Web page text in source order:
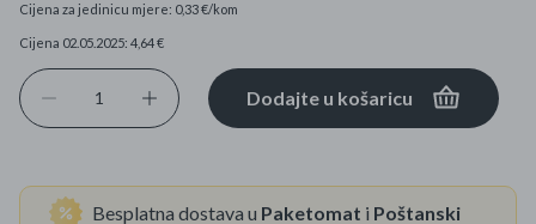
Cijena za jedinicu mjere: 0,33 €/kom
Cijena 02.05.2025: 4,64 €
Dodajte u košaricu
Besplatna dostava u Paketomat i Poštanski